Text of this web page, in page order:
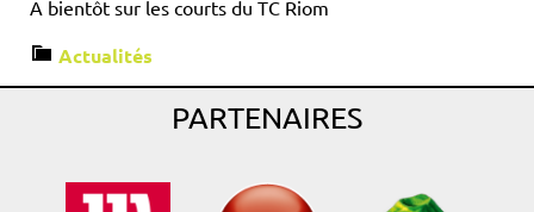
A bientôt sur les courts du TC Riom
Actualités
PARTENAIRES